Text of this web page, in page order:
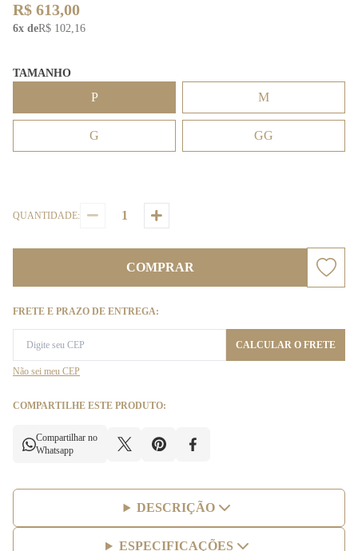
R$ 613,00
6x deR$ 102,16
TAMANHO
P M
G GG
QUANTIDADE:
COMPRAR
FRETE E PRAZO DE ENTREGA:
CALCULAR O FRETE
Não sei meu CEP
COMPARTILHE ESTE PRODUTO:
Compartilhar no
Whatsapp
DESCRIÇÃO
ESPECIFICAÇÕES